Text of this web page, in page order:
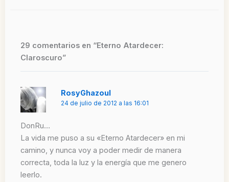
29 comentarios en “Eterno Atardecer:
Claroscuro”
RosyGhazoul
24 de julio de 2012 a las 16:01
DonRu…
La vida me puso a su «Eterno Atardecer» en mi
camino, y nunca voy a poder medir de manera
correcta, toda la luz y la energía que me genero
leerlo.